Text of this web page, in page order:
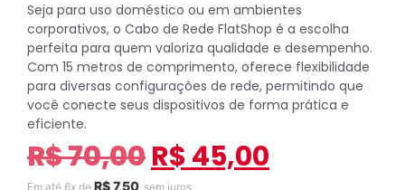
Seja para uso doméstico ou em ambientes
corporativos, o Cabo de Rede FlatShop é a escolha
perfeita para quem valoriza qualidade e desempenho.
Com 15 metros de comprimento, oferece flexibilidade
para diversas configurações de rede, permitindo que
você conecte seus dispositivos de forma prática e
eficiente.
R$70,00R$45,00
Em até 6x de R$7,50 sem juros